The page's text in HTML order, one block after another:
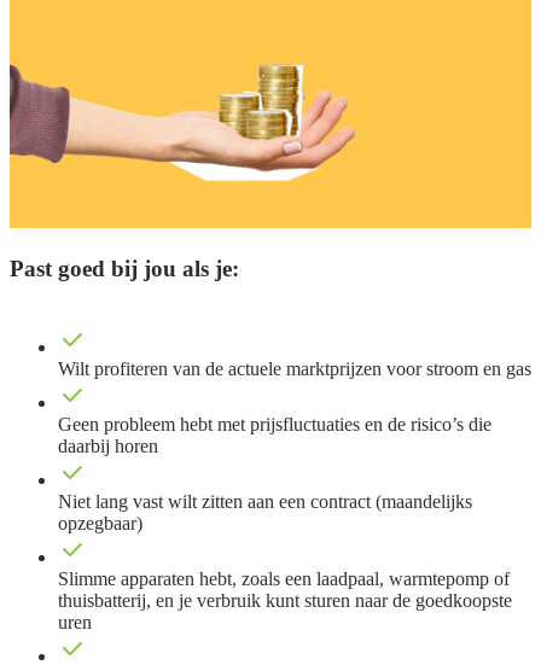
Past goed bij jou als je:
Wilt profiteren van de actuele marktprijzen voor stroom en gas
Geen probleem hebt met prijsfluctuaties en de risico’s die
daarbij horen
Niet lang vast wilt zitten aan een contract (maandelijks
opzegbaar)
Slimme apparaten hebt, zoals een laadpaal, warmtepomp of
thuisbatterij, en je verbruik kunt sturen naar de goedkoopste
uren